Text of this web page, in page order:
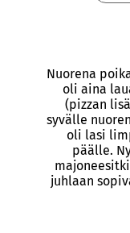
Nuorena
oli aina
(pizzan
syvälle
oli lasi
päälle.
juhlaan